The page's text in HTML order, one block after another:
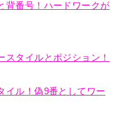
背番号！ハードワークが
タイルとポジション！
イル！偽9番としてワー